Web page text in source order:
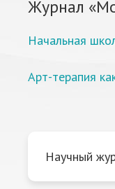
Журнал
Начальная
Арт-терапия
Научный